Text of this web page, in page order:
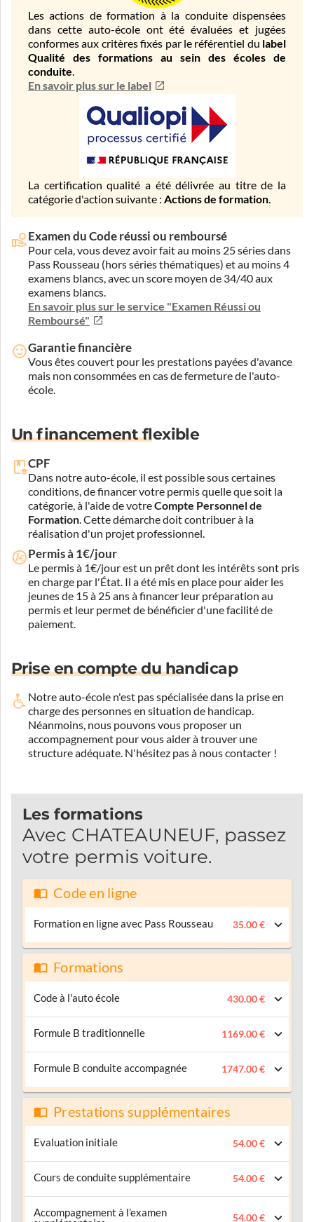
Les actions de formation à la conduite dispensées
dans cette auto-école ont été évaluées et jugées
conformes aux critères fixés par le référentiel du label
Qualité des formations au sein des écoles de
conduite.
En savoir plus sur le label
La certification qualité a été délivrée au titre de la
catégorie d'action suivante : Actions de formation.
Examen du Code réussi ou remboursé
Pour cela, vous devez avoir fait au moins 25 séries dans
Pass Rousseau (hors séries thématiques) et au moins 4
examens blancs, avec un score moyen de 34/40 aux
examens blancs.
En savoir plus sur le service "Examen Réussi ou
Remboursé"
Garantie financière
Vous êtes couvert pour les prestations payées d'avance
mais non consommées en cas de fermeture de l'auto-
école.
Un financement flexible
CPF
Dans notre auto-école, il est possible sous certaines
conditions, de financer votre permis quelle que soit la
catégorie, à l'aide de votreCompte Personnel de
Formation. Cette démarche doit contribuer à la
réalisation d'un projet professionnel.
Permis à 1€/jour
Le permis à 1€/jour est un prêt dont les intérêts sont pris
en charge par l'État. Il a été mis en place pour aider les
jeunes de 15 à 25 ans à financer leur préparation au
permis et leur permet de bénéficier d'une facilité de
paiement.
Prise en compte du handicap
Notre auto-école n'est pas spécialisée dans la prise en
charge des personnes en situation de handicap.
Néanmoins, nous pouvons vous proposer un
accompagnement pour vous aider à trouver une
structure adéquate. N'hésitez pas à nous contacter !
Les formations
Avec CHATEAUNEUF, passez
votre permis voiture.
Code en ligne
Formation en ligne avec Pass Rousseau 35.00 €
Formations
Code à l'auto école 430.00 €
Formule B traditionnelle 1169.00 €
Formule B conduite accompagnée 1747.00 €
Prestations supplémentaires
Evaluation initiale 54.00 €
Cours de conduite supplémentaire 54.00 €
Accompagnement à l’examen
54.00 €